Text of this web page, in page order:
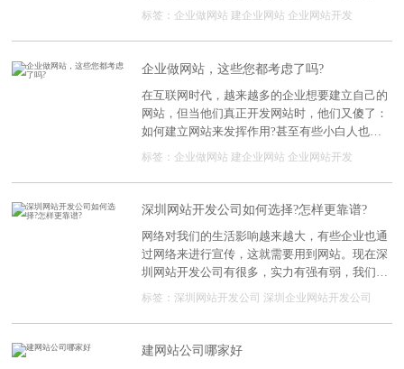
新的形象，还想赢得新的客户。更多的时候，他
他们经常徘徊在向谁展示的问题上。
标签： 企业做网站 建企业网站 企业网站开发
企业做网站，这些您都考虑了吗?
在互联网时代，越来越多的企业想要建立自己的
网站，但当他们真正开发网站时，他们又傻了：
如何建立网站来发挥作用?甚至有些小白人也不
知道什么是网站建设。
标签： 企业做网站 建企业网站 企业网站开发
深圳网站开发公司如何选择?怎样更靠谱?
网络对我们的生活影响越来越大，有些企业也通
过网络来进行宣传，这就需要用到网站。现在深
圳网站开发公司有很多，实力有强有弱，我们在
选择的时候自然是要找更强大的更靠谱的，那么
标签： 深圳网站开发公司 深圳企业网站开发公司
建网站公司哪家好